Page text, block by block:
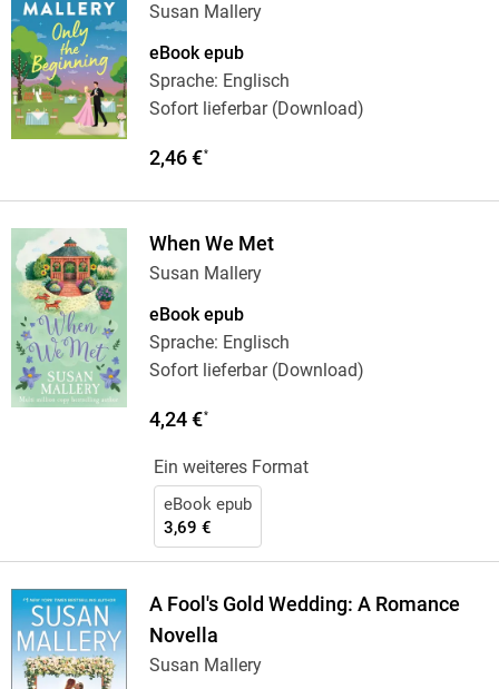
Susan Mallery
eBook epub
Sprache: Englisch
Sofort lieferbar (Download)
2,46 €*
When We Met
Susan Mallery
eBook epub
Sprache: Englisch
Sofort lieferbar (Download)
4,24 €*
Ein weiteres Format
eBook epub
3,69 €
A Fool's Gold Wedding: A Romance
Novella
Susan Mallery